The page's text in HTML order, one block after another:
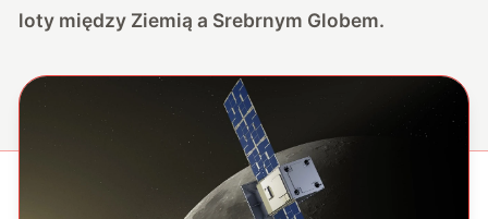
loty między Ziemią a Srebrnym Globem.